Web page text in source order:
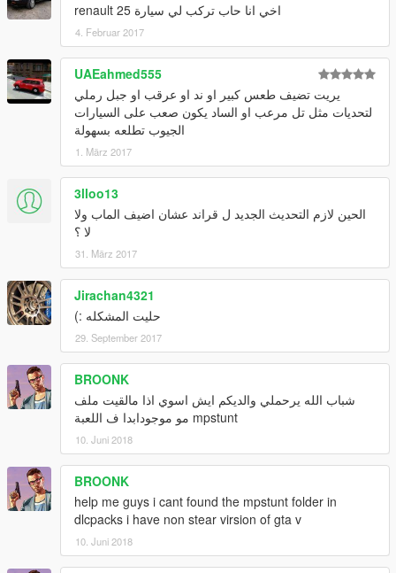
اخي انا حاب تركب لي سيارة renault 25
4. Februar 2017
UAEahmed555
يريت تضيف طعس كبير او ند او عرقب او جبل رملي
لتحديات مثل تل مرعب او الساد يكون صعب على السيارات
الجيوب تطلعه بسهولة
1. März 2017
3lloo13
الحين لازم التحديث الجديد ل قراند عشان اضيف الماب ولا
لا ؟
31. März 2017
Jirachan4321
حليت المشكله :)
29. September 2017
BROONK
شباب الله يرحملي والديكم ايش اسوي اذا مالقيت ملف
mpstunt مو موجودابدا ف اللعبة
10. Juni 2018
BROONK
help me guys i cant found the mpstunt folder in
dlcpacks i have non stear virsion of gta v
10. Juni 2018